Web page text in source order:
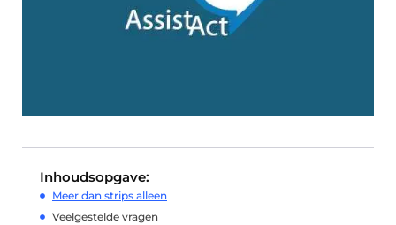
Inhoudsopgave:
Meer dan strips alleen
Veelgestelde vragen